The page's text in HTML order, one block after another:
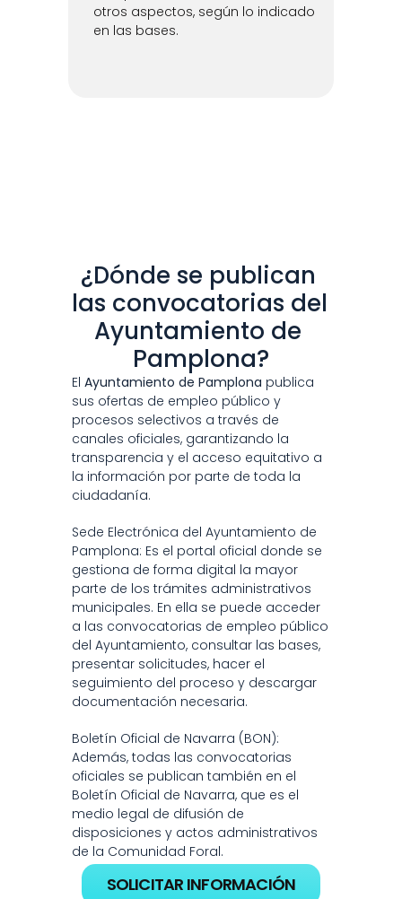
otros aspectos, según lo indicado
en las bases.
¿Dónde se publican
las convocatorias del
Ayuntamiento de
Pamplona?
El Ayuntamiento de Pamplona publica
sus ofertas de empleo público y
procesos selectivos a través de
canales oficiales, garantizando la
transparencia y el acceso equitativo a
la información por parte de toda la
ciudadanía.
Sede Electrónica del Ayuntamiento de
Pamplona: Es el portal oficial donde se
gestiona de forma digital la mayor
parte de los trámites administrativos
municipales. En ella se puede acceder
a las convocatorias de empleo público
del Ayuntamiento, consultar las bases,
presentar solicitudes, hacer el
seguimiento del proceso y descargar
documentación necesaria.
Boletín Oficial de Navarra (BON):
Además, todas las convocatorias
oficiales se publican también en el
Boletín Oficial de Navarra, que es el
medio legal de difusión de
disposiciones y actos administrativos
de la Comunidad Foral.
SOLICITAR INFORMACIÓN